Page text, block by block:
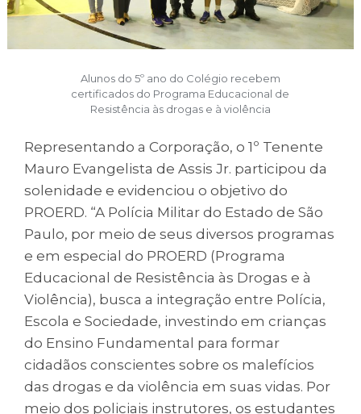
Alunos do 5º ano do Colégio recebem
certificados do Programa Educacional de
Resistência às drogas e à violência
Representando a Corporação, o 1º Tenente
Mauro Evangelista de Assis Jr. participou da
solenidade e evidenciou o objetivo do
PROERD. “A Polícia Militar do Estado de São
Paulo, por meio de seus diversos programas
e em especial do PROERD (Programa
Educacional de Resistência às Drogas e à
Violência), busca a integração entre Polícia,
Escola e Sociedade, investindo em crianças
do Ensino Fundamental para formar
cidadãos conscientes sobre os malefícios
das drogas e da violência em suas vidas. Por
meio dos policiais instrutores, os estudantes